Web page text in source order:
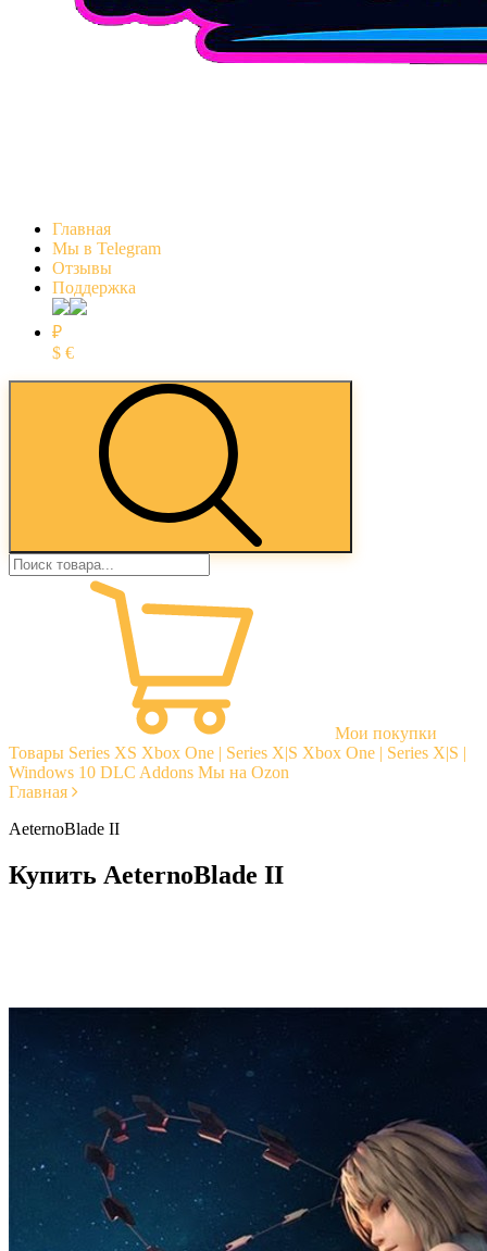
Главная
Мы в Telegram
Отзывы
Поддержка
₽
$ €
Мои покупки
Товары Series XS Xbox One | Series X|S Xbox One | Series X|S |
Windows 10 DLC Addons Мы на Ozon
Главная
AeternoBlade II
Купить AeternoBlade II